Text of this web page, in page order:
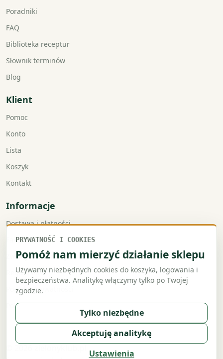
Poradniki
FAQ
Biblioteka receptur
Słownik terminów
Blog
Klient
Pomoc
Konto
Lista
Koszyk
Kontakt
Informacje
Dostawa i płatności
Faktury VAT
Zwroty i reklamacje
Regulamin
Polityka prywatności
Polityka cookies
PRYWATNOŚĆ I COOKIES
Pomóż nam mierzyć działanie sklepu
Używamy niezbędnych cookies do koszyka, logowania i
bezpieczeństwa. Analitykę włączymy tylko po Twojej
zgodzie.
Tylko niezbędne
Akceptuję analitykę
Ustawienia